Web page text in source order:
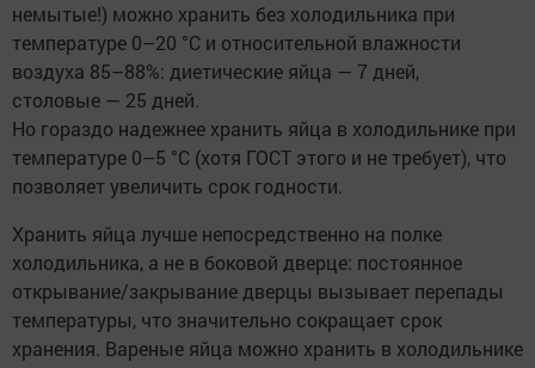
немытые!) можно хранить без холодильника при
температуре 0–20 °С и относительной влажности
воздуха 85–88%: диетические яйца — 7 дней,
столовые — 25 дней.
Но гораздо надежнее хранить яйца в холодильнике при
температуре 0–5 °С (хотя ГОСТ этого и не требует), что
позволяет увеличить срок годности.
Хранить яйца лучше непосредственно на полке
холодильника, а не в боковой дверце: постоянное
открывание/закрывание дверцы вызывает перепады
температуры, что значительно сокращает срок
хранения. Вареные яйца можно хранить в холодильнике